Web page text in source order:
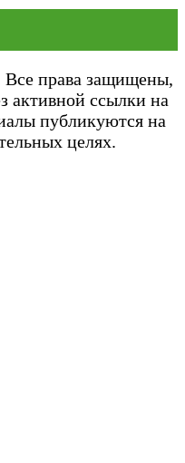
права защищены,
активной ссылки на
публикуются на
целях.